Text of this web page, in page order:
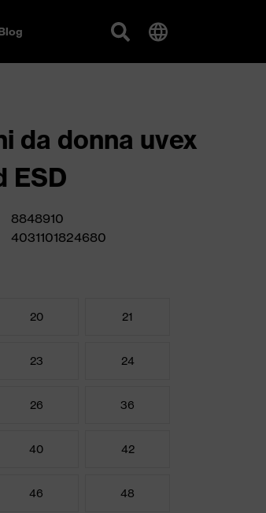
da donna uvex
ESD
8848910
4031101824680
20 21
23 24
26 36
40 42
46 48